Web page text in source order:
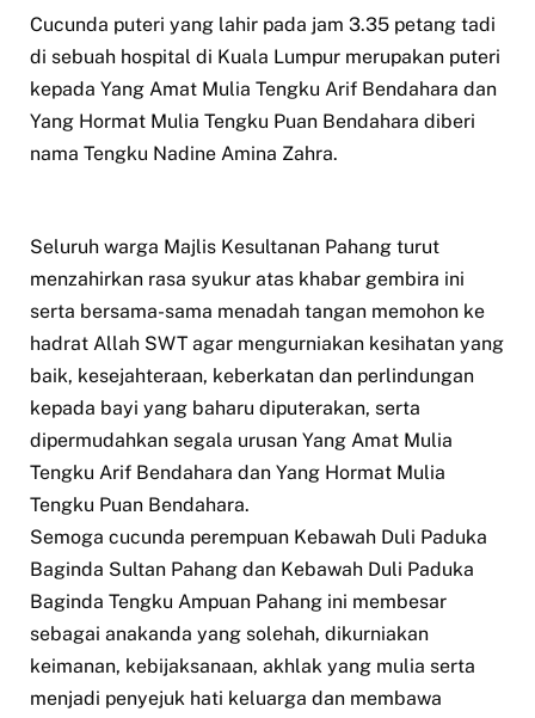
Cucunda puteri yang lahir pada jam 3.35 petang tadi
di sebuah hospital di Kuala Lumpur merupakan puteri
kepada Yang Amat Mulia Tengku Arif Bendahara dan
Yang Hormat Mulia Tengku Puan Bendahara diberi
nama Tengku Nadine Amina Zahra.
Seluruh warga Majlis Kesultanan Pahang turut
menzahirkan rasa syukur atas khabar gembira ini
serta bersama-sama menadah tangan memohon ke
hadrat Allah SWT agar mengurniakan kesihatan yang
baik, kesejahteraan, keberkatan dan perlindungan
kepada bayi yang baharu diputerakan, serta
dipermudahkan segala urusan Yang Amat Mulia
Tengku Arif Bendahara dan Yang Hormat Mulia
Tengku Puan Bendahara.
Semoga cucunda perempuan Kebawah Duli Paduka
Baginda Sultan Pahang dan Kebawah Duli Paduka
Baginda Tengku Ampuan Pahang ini membesar
sebagai anakanda yang solehah, dikurniakan
keimanan, kebijaksanaan, akhlak yang mulia serta
menjadi penyejuk hati keluarga dan membawa